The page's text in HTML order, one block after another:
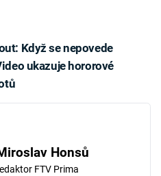
Když se nepovede
ukazuje hororové
Honsů
FTV Prima